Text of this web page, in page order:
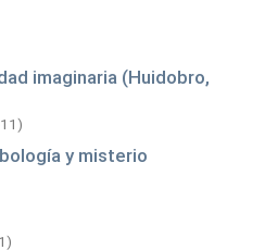
imaginaria (Huidobro,
)
y misterio
)